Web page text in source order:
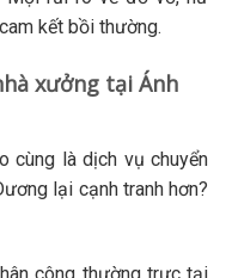
kết bồi thường.
xưởng tại Ánh
cùng làdịch vụ chuyển
lại cạnh tranh hơn?